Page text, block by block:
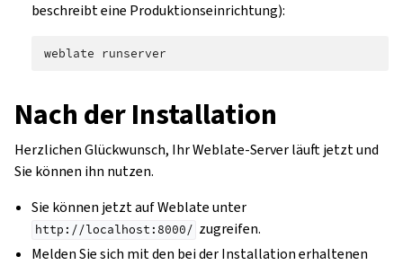
beschreibt eine Produktionseinrichtung):
weblate
Nach der Installation
Herzlichen Glückwunsch, Ihr Weblate-Server läuft jetzt und
Sie können ihn nutzen.
Sie können jetzt auf Weblate unter
http://localhost:8000/ zugreifen.
Melden Sie sich mit den bei der Installation erhaltenen